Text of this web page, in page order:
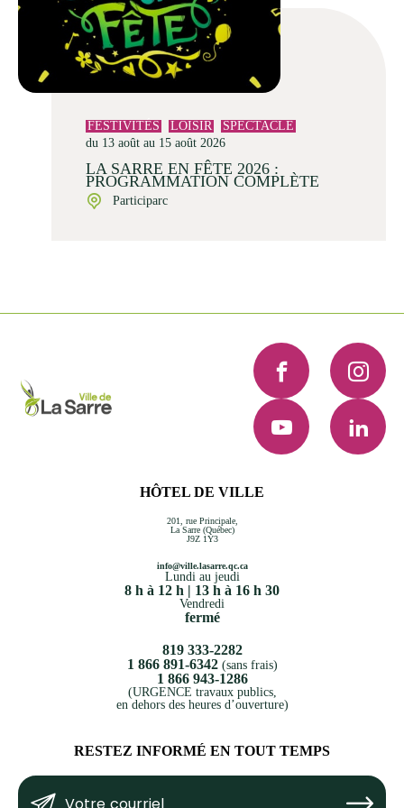
FESTIVITÉS LOISIR
SPECTACLE
du 13 août au 15 août 2026
LA SARRE EN FÊTE 2026 :
PROGRAMMATION COMPLÈTE
Participarc
HÔTEL DE VILLE
201, rue Principale,
La Sarre (Québec)
J9Z 1Y3
info@ville.lasarre.qc.ca
Lundi au jeudi
8 h à 12 h | 13 h à 16 h 30
Vendredi
fermé
819 333-2282
1 866 891-6342(sans frais)
1 866 943-1286
(URGENCE travaux publics,
en dehors des heures d’ouverture)
RESTEZ INFORMÉ EN TOUT TEMPS
Votre
Submit
Facebook
YouTube